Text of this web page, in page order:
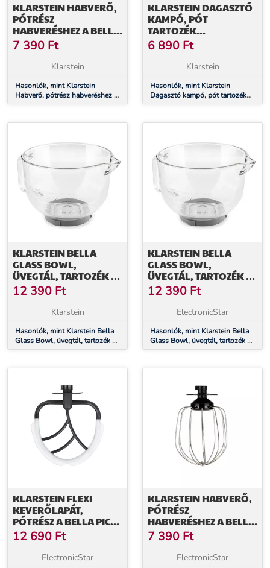
KLARSTEIN HABVERŐ,
PÓTRÉSZ
HABVERÉSHEZ A BELLA
PICO 2G/BELLA
ROBUSTA
ROBOTGÉPHEZ,
7 390 Ft
Klarstein
Hasonlók, mint Klarstein
Habverő, pótrész habveréshez a
Bella Pico 2G/Bella Robusta
KLARSTEIN DAGASZTÓ
KAMPÓ, PÓT
TARTOZÉK
DAGASZTÁSHOZ A
BELLA PICO 2G/BELLA
ROBUSTA
ÖNTÖTT ALUMÍNIUM
6 890 Ft
Klarstein
Hasonlók, mint Klarstein
Dagasztó kampó, pót tartozék
dagasztáshoz a Bella Pico
öntött alumínium
KLARSTEIN BELLA
GLASS BOWL,
ÜVEGTÁL, TARTOZÉK A
BELLA 2G KONYHAI
ROBOTGÉPHEZ
12 390 Ft
Klarstein
Hasonlók, mint Klarstein Bella
Glass Bowl, üvegtál, tartozék a
Bella 2G konyhai robotgéphez
KLARSTEIN BELLA
GLASS BOWL,
ÜVEGTÁL, TARTOZÉK A
BELLA 2G KONYHAI
ROBOTGÉPHEZ
12 390 Ft
ElectronicStar
Hasonlók, mint Klarstein Bella
Glass Bowl, üvegtál, tartozék a
Bella 2G konyhai robotgéphez
KLARSTEIN FLEXI
KEVERŐLAPÁT,
PÓTRÉSZ A BELLA PICO
2G/BELLA ROBUSTA
ROBOTGÉPHEZ,
ÖNTÖTT ALUMÍNIUM
12 690 Ft
ElectronicStar
KLARSTEIN HABVERŐ,
PÓTRÉSZ
HABVERÉSHEZ A BELLA
PICO 2G/BELLA
ROBUSTA
ROBOTGÉPHEZ,
7 390 Ft
ElectronicStar